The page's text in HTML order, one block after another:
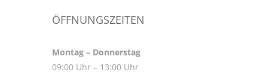
ÖFFNUNGSZEITEN
Montag – Donnerstag
09:00 Uhr – 13:00 Uhr